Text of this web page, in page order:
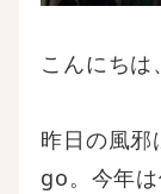
こんにちは
昨日の風邪
go。今年